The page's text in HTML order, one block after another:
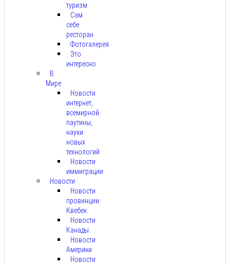
туризм
Сам
себе
ресторан
Фотогалерея
Это
интересно
В
Мире
Новости
интернет,
всемирной
паутины,
науки.
новых
технологий
Новости
иммиграции
Новости
Новости
провинции
Квебек
Новости
Канады
Новости
Америки
Новости